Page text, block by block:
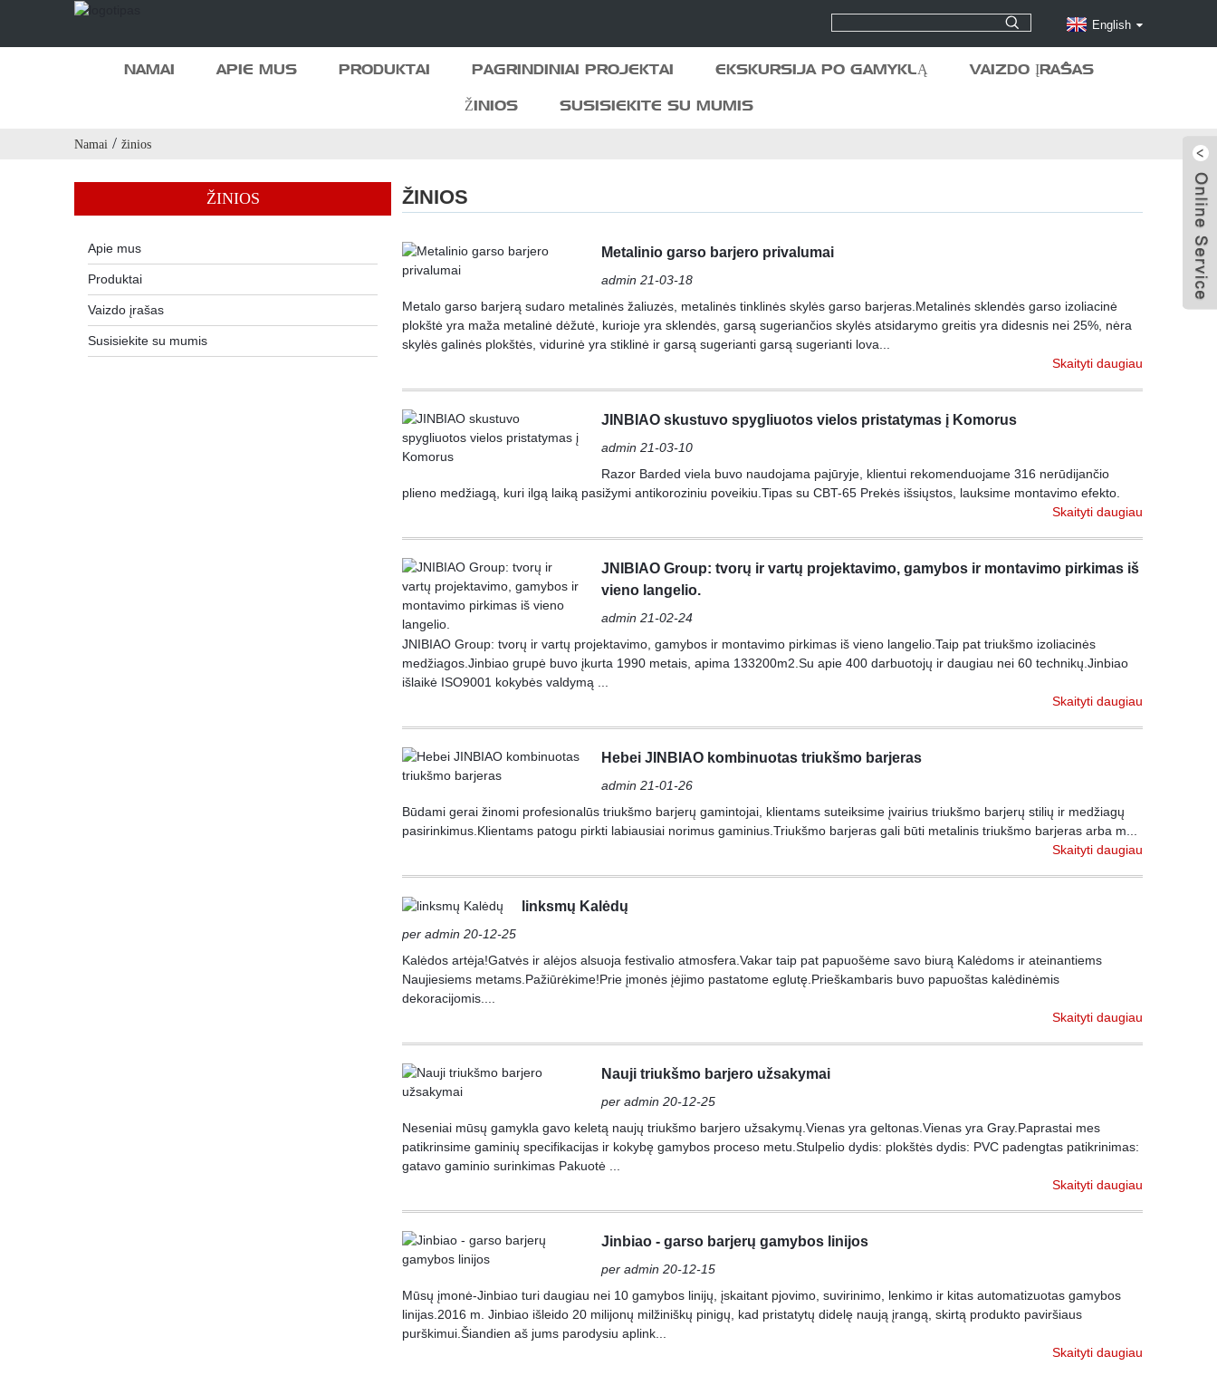
English
NAMAI APIE MUS PRODUKTAI PAGRINDINIAI PROJEKTAI EKSKURSIJA PO GAMYKLĄ VAIZDO ĮRAŠAS
ŽINIOS SUSISIEKITE SU MUMIS
Namai žinios
ŽINIOS
Apie mus
Produktai
Vaizdo įrašas
Susisiekite su mumis
ŽINIOS
Metalinio garso barjero privalumai
admin 21-03-18
Metalo garso barjerą sudaro metalinės žaliuzės, metalinės tinklinės skylės garso barjeras.Metalinės sklendės garso izoliacinė
plokštė yra maža metalinė dėžutė, kurioje yra sklendės, garsą sugeriančios skylės atsidarymo greitis yra didesnis nei 25%, nėra
skylės galinės plokštės, vidurinė yra stiklinė ir garsą sugerianti garsą sugerianti lova...
Skaityti daugiau
JINBIAO skustuvo spygliuotos vielos pristatymas į Komorus
admin 21-03-10
Razor Barded viela buvo naudojama pajūryje, klientui rekomenduojame 316 nerūdijančio
plieno medžiagą, kuri ilgą laiką pasižymi antikoroziniu poveikiu.Tipas su CBT-65 Prekės išsiųstos, lauksime montavimo efekto.
Skaityti daugiau
JNIBIAO Group: tvorų ir vartų projektavimo, gamybos ir montavimo pirkimas iš
vieno langelio.
admin 21-02-24
JNIBIAO Group: tvorų ir vartų projektavimo, gamybos ir montavimo pirkimas iš vieno langelio.Taip pat triukšmo izoliacinės
medžiagos.Jinbiao grupė buvo įkurta 1990 metais, apima 133200m2.Su apie 400 darbuotojų ir daugiau nei 60 technikų.Jinbiao
išlaikė ISO9001 kokybės valdymą ...
Skaityti daugiau
Hebei JINBIAO kombinuotas triukšmo barjeras
admin 21-01-26
Būdami gerai žinomi profesionalūs triukšmo barjerų gamintojai, klientams suteiksime įvairius triukšmo barjerų stilių ir medžiagų
pasirinkimus.Klientams patogu pirkti labiausiai norimus gaminius.Triukšmo barjeras gali būti metalinis triukšmo barjeras arba m...
Skaityti daugiau
linksmų Kalėdų
per admin 20-12-25
Kalėdos artėja!Gatvės ir alėjos alsuoja festivalio atmosfera.Vakar taip pat papuošėme savo biurą Kalėdoms ir ateinantiems
Naujiesiems metams.Pažiūrėkime!Prie įmonės įėjimo pastatome eglutę.Prieškambaris buvo papuoštas kalėdinėmis
dekoracijomis....
Skaityti daugiau
Nauji triukšmo barjero užsakymai
per admin 20-12-25
Neseniai mūsų gamykla gavo keletą naujų triukšmo barjero užsakymų.Vienas yra geltonas.Vienas yra Gray.Paprastai mes
patikrinsime gaminių specifikacijas ir kokybę gamybos proceso metu.Stulpelio dydis: plokštės dydis: PVC padengtas patikrinimas:
gatavo gaminio surinkimas Pakuotė ...
Skaityti daugiau
Jinbiao - garso barjerų gamybos linijos
per admin 20-12-15
Mūsų įmonė-Jinbiao turi daugiau nei 10 gamybos linijų, įskaitant pjovimo, suvirinimo, lenkimo ir kitas automatizuotas gamybos
linijas.2016 m. Jinbiao išleido 20 milijonų milžiniškų pinigų, kad pristatytų didelę naują įrangą, skirtą produkto paviršiaus
purškimui.Šiandien aš jums parodysiu aplink...
Skaityti daugiau